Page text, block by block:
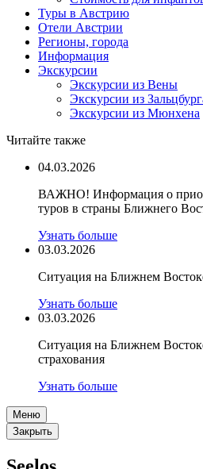
Туры в Австрию
Отели Австрии
Регионы, города
Информация
Экскурсии
Экскурсии из Вены
Экскурсии из
Экскурсии из Мюнхена
Читайте также
04.03.2026
ВАЖНО! Информация о
туров в страны Ближнего
Узнать больше
03.03.2026
Ситуация на Ближнем
Узнать больше
03.03.2026
Ситуация на Ближнем
страхования
Узнать больше
Меню
Закрыть